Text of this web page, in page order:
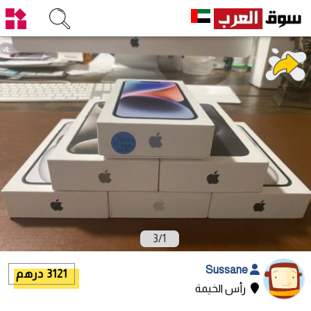
1
/
3
رأس الخيمة
3121 درهم